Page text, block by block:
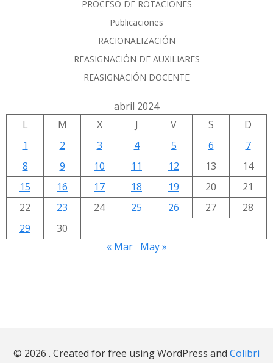
PROCESO DE ROTACIONES
Publicaciones
RACIONALIZACIÓN
REASIGNACIÓN DE AUXILIARES
REASIGNACIÓN DOCENTE
abril 2024
L
M X J V S
D
1
2 3 4 5 6
7
8
9 10 11 12 13
14
15
16 17 18 19 20
21
22
23 24 25 26 27
28
29
30
« Mar
May »
© 2026 . Created for free using WordPress and Colibri